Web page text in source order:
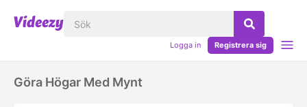
Logga in Registrera sig
Göra Högar Med Mynt